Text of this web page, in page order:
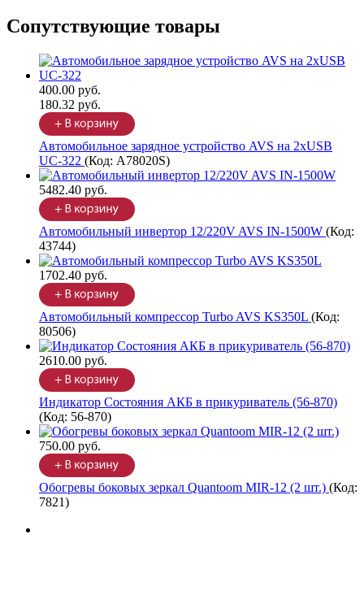
Сопутствующие товары
400.00 руб.
180.32 руб.
Автомобильное зарядное устройство AVS на 2хUSB
UC-322 (Код: A78020S)
5482.40 руб.
Автомобильный инвертор 12/220V AVS IN-1500W (Код:
43744)
1702.40 руб.
Автомобильный компрессор Turbo AVS KS350L (Код:
80506)
2610.00 руб.
Индикатор Состояния АКБ в прикуриватель (56-870)
(Код: 56-870)
750.00 руб.
Обогревы боковых зеркал Quantoom MIR-12 (2 шт.) (Код:
7821)